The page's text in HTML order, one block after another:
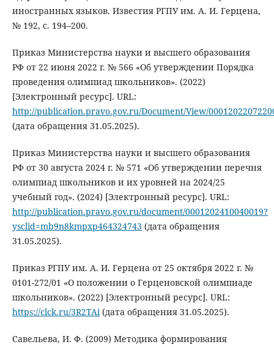
иностранных языков. Известия РГПУ им. А. И. Герцена,
№ 192, с. 194–200.
Приказ Министерства науки и высшего образования
РФ от 22 июня 2022 г. № 566 «Об утверждении Порядка
проведения олимпиад школьников». (2022)
[Электронный ресурс]. URL:
http://publication.pravo.gov.ru/Document/View/
(дата обращения 31.05.2025).
Приказ Министерства науки и высшего образования
РФ от 30 августа 2024 г. № 571 «Об утверждении перечня
олимпиад школьников и их уровней на 2024/25
учебный год». (2024) [Электронный ресурс]. URL:
http://publication.pravo.gov.ru/document/0001202410040019?
ysclid=mb9n8kmpxp464324743 (дата обращения
31.05.2025).
Приказ РГПУ им. А. И. Герцена от 25 октября 2022 г. №
0101-272/01 «О положении о Герценовской олимпиаде
школьников». (2022) [Электронный ресурс]. URL:
https://clck.ru/3R2TAi(дата обращения 31.05.2025).
Савельева, И. Ф. (2009) Методика формирования